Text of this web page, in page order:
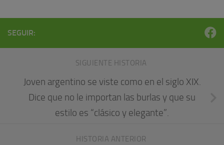
SEGUIR:
SIGUIENTE HISTORIA
Joven argentino se viste como en el siglo XIX.
Dice que no le importan las burlas y que su
estilo es “clásico y elegante”.
HISTORIA ANTERIOR